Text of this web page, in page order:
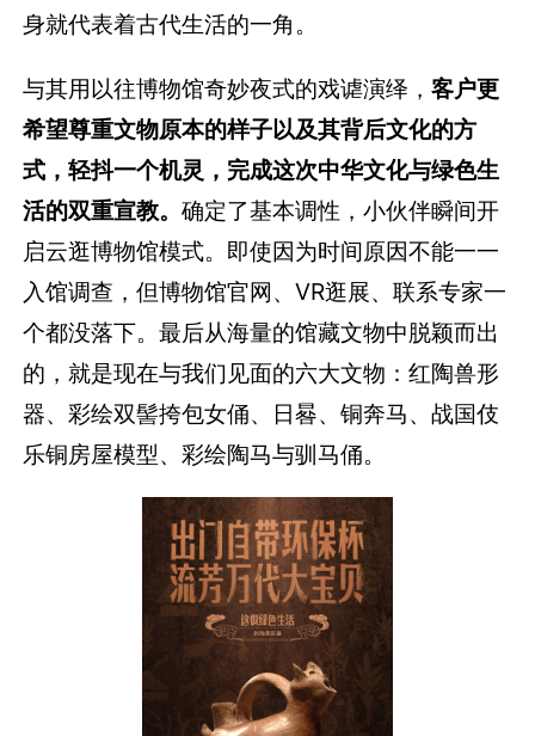
身就代表着古代生活的一角。
与其用以往博物馆奇妙夜式的戏谑演绎，客户更
希望尊重文物原本的样子以及其背后文化的方
式，轻抖一个机灵，完成这次中华文化与绿色生
活的双重宣教。确定了基本调性，小伙伴瞬间开
启云逛博物馆模式。即使因为时间原因不能一一
入馆调查，但博物馆官网、VR逛展、联系专家一
个都没落下。最后从海量的馆藏文物中脱颖而出
的，就是现在与我们见面的六大文物：红陶兽形
器、彩绘双髻挎包女俑、日晷、铜奔马、战国伎
乐铜房屋模型、彩绘陶马与驯马俑。